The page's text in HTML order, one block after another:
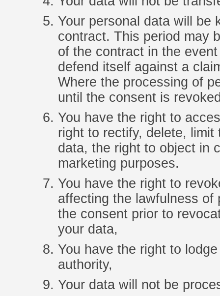
Your personal data will be
contract. This period may
of the contract in the
defend itself against a
Where the processing of
until the consent is
You have the right to
right to rectify, delete,
data, the right to object in
marketing purposes.
You have the right to
affecting the lawfulness
the consent prior to
your data,
You have the right to
authority,
Your data will not be